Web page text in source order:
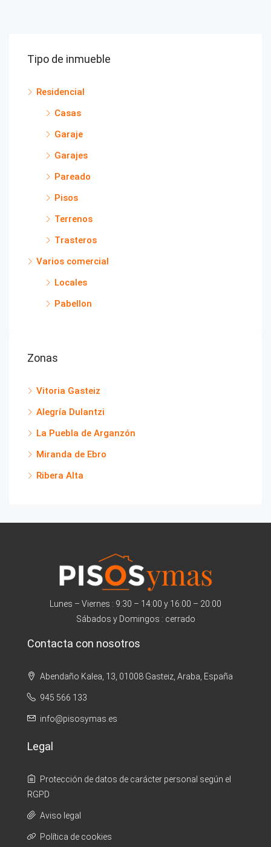
Tipo de inmueble
Residencial
Casas
Garaje
Garajes
Pareado
Pisos
Terrenos
Trasteros
Varios comercial
Locales
Pabellon
Zonas
Vitoria Gasteiz
Alegría Dulantzi
La Puebla de Arganzón
Miranda de Ebro
Ribera Alta
Lunes – Viernes : 9:30 – 14:00 y 16:00 – 20:00
Sábados y Domingos : cerrado
Contacta con nosotros
Abendaño Kalea, 13, 01008 Gasteiz, Araba, España
945 566 133
info@pisosymas.es
Legal
Protección de datos de carácter personal según el
RGPD
Aviso legal
Política de cookies